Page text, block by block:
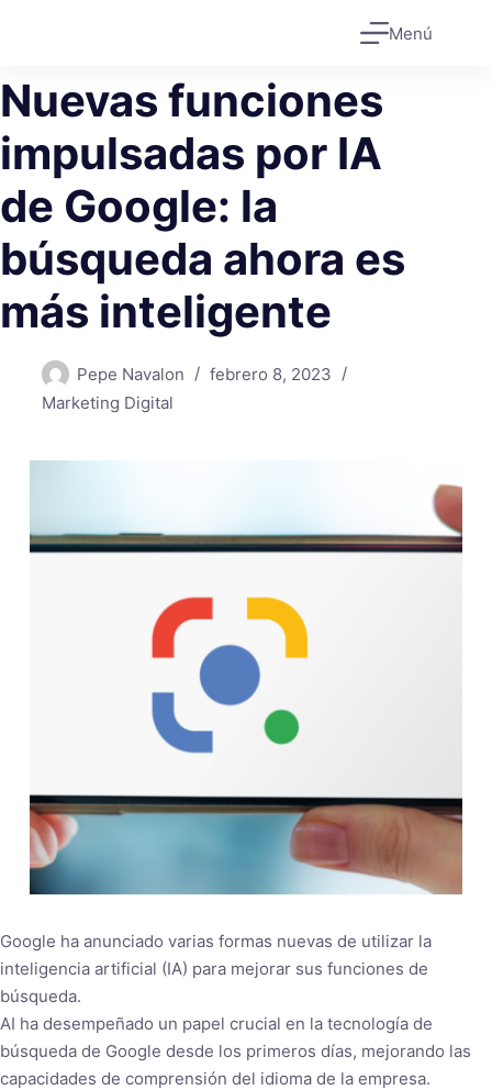
Menú
Nuevas funciones
impulsadas por IA
de Google: la
búsqueda ahora es
más inteligente
Pepe Navalon
febrero 8, 2023
Marketing Digital
Google ha anunciado varias formas nuevas de utilizar la
inteligencia artificial (IA) para mejorar sus funciones de
búsqueda.
AI ha desempeñado un papel crucial en la tecnología de
búsqueda de Google desde los primeros días, mejorando las
capacidades de comprensión del idioma de la empresa.